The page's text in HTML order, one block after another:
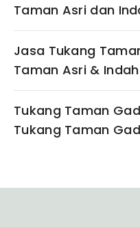
Taman Asri dan
Jasa Tukang
Taman Asri & Indah
Tukang Taman
Tukang Taman